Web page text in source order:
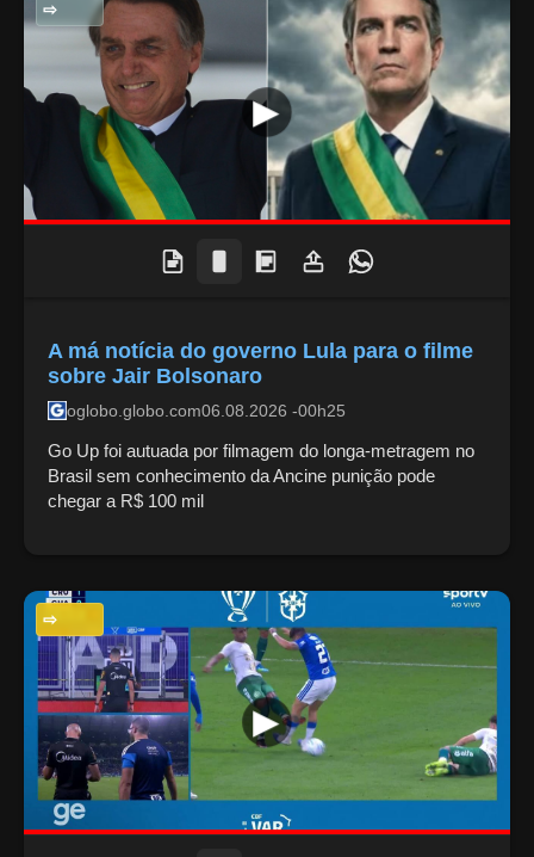
POLITICA NACIONAL
A má notícia do governo Lula para o filme
sobre Jair Bolsonaro
oglobo.globo.com06.08.2026 -00h25
Go Up foi autuada por filmagem do longa-metragem no
Brasil sem conhecimento da Ancine punição pode
chegar a R$ 100 mil
ESPORTES